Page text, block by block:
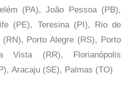
(PA), João Pessoa (PB),
(PE), Teresina (PI), Rio de
Porto Alegre (RS), Porto
Vista (RR), Florianópolis
Aracaju (SE), Palmas (TO)